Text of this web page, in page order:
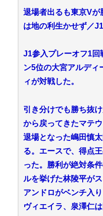
退場者出るも東京V
は地の利生かせず／
J1参入プレーオフ1回
ン5位の大宮アルディ
ィが対戦した。
引き分けでも勝ち抜
から戻ってきたマテ
退場となった嶋田慎
る。エースで、得点
った。勝利が絶対条
ルを挙げた林陵平が
アンドロがベンチ入
ヴィエイラ、泉澤仁